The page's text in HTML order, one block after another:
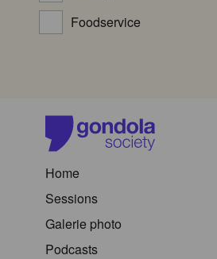
Foodservice
Home
Sessions
Galerie photo
Podcasts